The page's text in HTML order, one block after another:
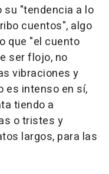
su "tendencia a lo
cuentos", algo
que "el cuento
ser flojo, no
vibraciones y
es intenso en sí,
tiendo a
o tristes y
largos, para las